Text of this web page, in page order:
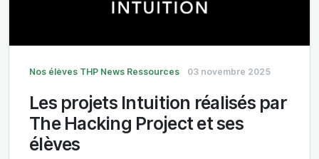
Nos élèves THP News Ressources 03 novembre 2025
Les projets Intuition réalisés par
The Hacking Project et ses
élèves